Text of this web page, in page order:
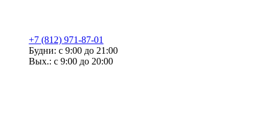
+7 (812) 971-87-01
Будни: с 9:00 до 21:00
Вых.: с 9:00 до 20:00